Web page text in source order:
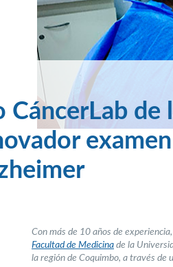
CáncerLab de
Con más de 10 años de
Facultad de Medicina de la
la región de Coquimbo, a través de